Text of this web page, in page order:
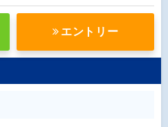
エントリー